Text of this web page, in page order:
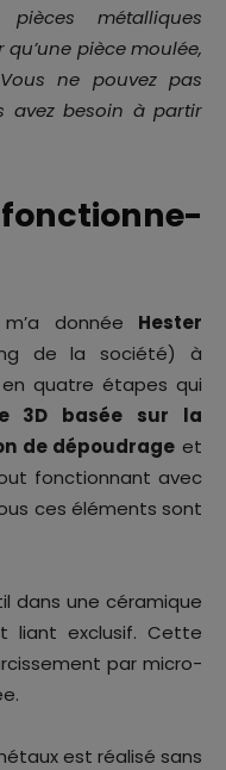
métalliques
pièce moulée,
ne pouvez pas
avez besoin à partir
donnée Hester
de la société) à
quatre étapes qui
3D basée sur la
de dépoudrage et
fonctionnant avec
ces éléments sont
dans une céramique
liant exclusif. Cette
par micro-
est réalisé sans